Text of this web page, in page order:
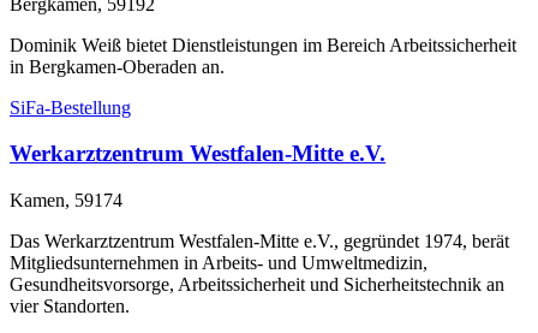
Dominik Weiß bietet Dienstleistungen im Bereich Arbeitssicherheit
in Bergkamen-Oberaden an.
SiFa-Bestellung
Werkarztzentrum Westfalen-Mitte e.V.
Kamen, 59174
Das Werkarztzentrum Westfalen-Mitte e.V., gegründet 1974, berät
Mitgliedsunternehmen in Arbeits- und Umweltmedizin,
Gesundheitsvorsorge, Arbeitssicherheit und Sicherheitstechnik an
vier Standorten.